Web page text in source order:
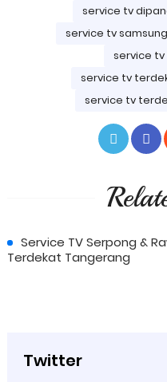
service tv
service tv
service
service tv
service tv
Service TV Serpong &
Terdekat Tangerang
Twitter